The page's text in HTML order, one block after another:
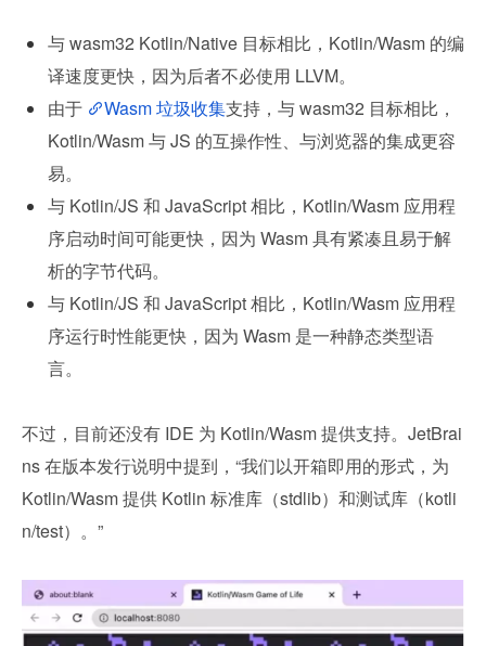
与 wasm32 Kotlin/Native 目标相比，Kotlin/Wasm 的编
译速度更快，因为后者不必使用 LLVM。
由于
Wasm 垃圾收集支持，与 wasm32 目标相比，
Kotlin/Wasm 与 JS 的互操作性、与浏览器的集成更容
易。
与 Kotlin/JS 和 JavaScript 相比，Kotlin/Wasm 应用程
序启动时间可能更快，因为 Wasm 具有紧凑且易于解
析的字节代码。
与 Kotlin/JS 和 JavaScript 相比，Kotlin/Wasm 应用程
序运行时性能更快，因为 Wasm 是一种静态类型语
言。
不过，目前还没有 IDE 为 Kotlin/Wasm 提供支持。JetBrai
ns 在版本发行说明中提到，“我们以开箱即用的形式，为
Kotlin/Wasm 提供 Kotlin 标准库（stdlib）和测试库（kotli
n/test）。”